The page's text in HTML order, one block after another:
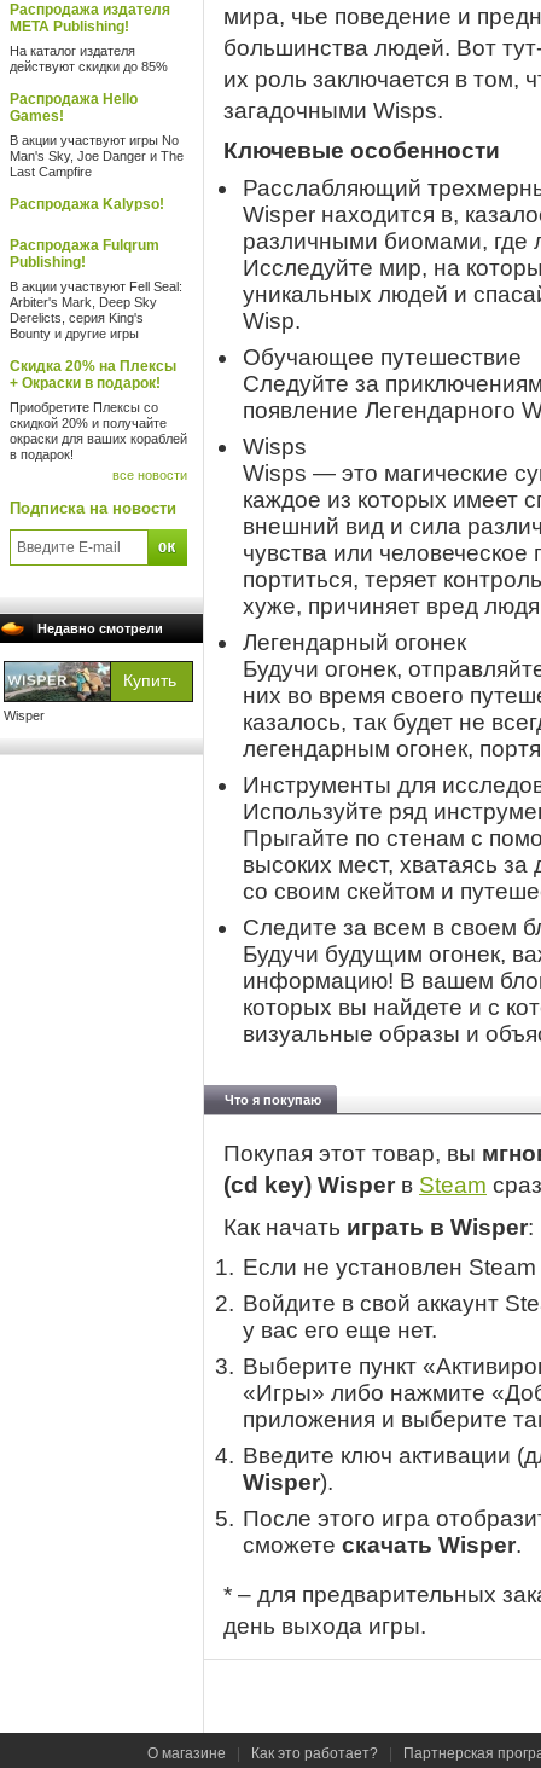
Распродажа издателя
META Publishing!
На каталог издателя
действуют скидки до 85%
Распродажа Hello
Games!
В акции участвуют игры No
Man's Sky, Joe Danger и The
Last Campfire
Распродажа Kalypso!
Распродажа Fulqrum
Publishing!
В акции участвуют Fell Seal:
Arbiter's Mark, Deep Sky
Derelicts, серия King's
Bounty и другие игры
Скидка 20% на Плексы
+ Окраски в подарок!
Приобретите Плексы со
скидкой 20% и получайте
окраски для ваших кораблей
в подарок!
все новости
Подписка на новости
Недавно смотрели
Wisper
мира, чье поведение и
большинства людей. Вот
их роль заключается в том,
загадочными Wisps.
Ключевые особенности
Расслабляющий
Wisper находится в,
различными биомами, где
Исследуйте мир, на
уникальных людей и
Wisp.
Обучающее путешествие
Следуйте за
появление Легендарного
Wisps
Wisps — это магические
каждое из которых имеет
внешний вид и сила
чувства или
портиться, теряет
хуже, причиняет вред
Легендарный огонек
Будучи огонек,
них во время своего
казалось, так будет не
легендарным огонек,
Инструменты для
Используйте ряд
Прыгайте по стенам с
высоких мест, хватаясь
со своим скейтом и
Следите за всем в своем
Будучи будущим огонек,
информацию! В вашем
которых вы найдете и с
визуальные образы и
Что я покупаю
Покупая этот товар, вы
(cd key) Wisper в Steam
Как начать играть в Wisper:
Если не установлен
Войдите в свой аккаунт
у вас его еще нет.
Выберите пункт
«Игры» либо нажмите
приложения и выберите
Введите ключ активации
Wisper).
После этого игра
сможете скачать Wisper.
* – для предварительных
день выхода игры.
О магазине Как это работает? Партнерская